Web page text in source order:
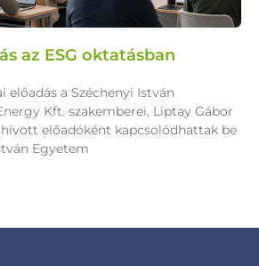
az ESG oktatásban
előadás a Széchenyi István
Kft. szakemberei, Liptay Gábor
előadóként kapcsolódhattak be
Egyetem